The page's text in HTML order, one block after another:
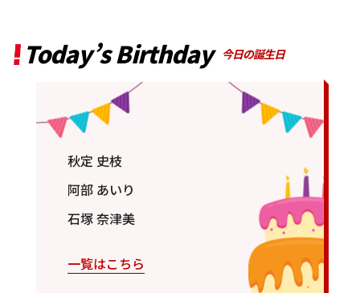
Today’s Birthday 今日の誕生日
秋定 史枝
阿部 あいり
石塚 奈津美
一覧はこちら